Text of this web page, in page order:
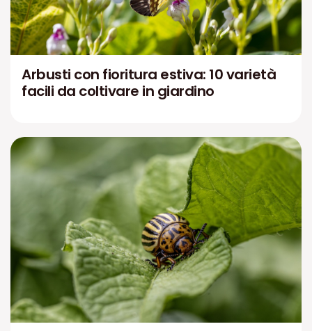
Arbusti con fioritura estiva: 10 varietà
facili da coltivare in giardino